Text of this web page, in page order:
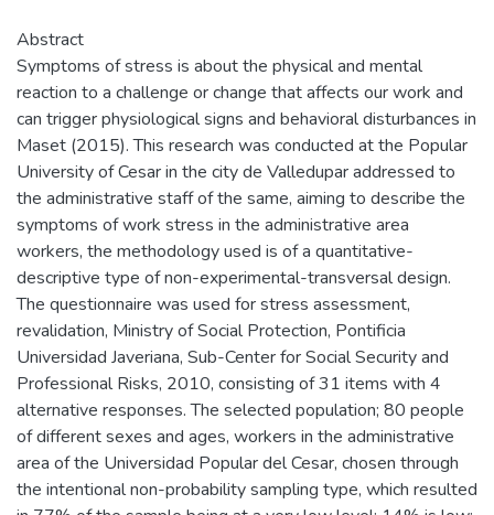
Abstract
Symptoms of stress is about the physical and mental
reaction to a challenge or change that affects our work and
can trigger physiological signs and behavioral disturbances in
Maset (2015). This research was conducted at the Popular
University of Cesar in the city de Valledupar addressed to
the administrative staff of the same, aiming to describe the
symptoms of work stress in the administrative area
workers, the methodology used is of a quantitative-
descriptive type of non-experimental-transversal design.
The questionnaire was used for stress assessment,
revalidation, Ministry of Social Protection, Pontificia
Universidad Javeriana, Sub-Center for Social Security and
Professional Risks, 2010, consisting of 31 items with 4
alternative responses. The selected population; 80 people
of different sexes and ages, workers in the administrative
area of the Universidad Popular del Cesar, chosen through
the intentional non-probability sampling type, which resulted